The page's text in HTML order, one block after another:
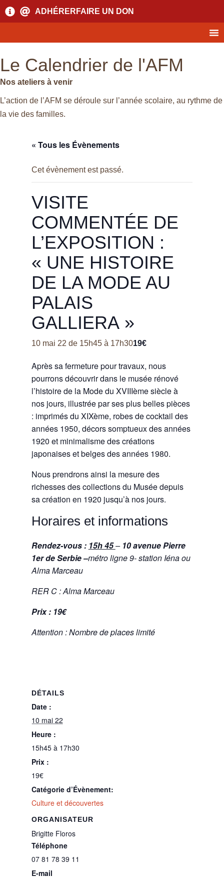
ADHÉRER FAIRE UN DON
Le Calendrier de l'AFM
Nos ateliers à venir
L’action de l’AFM se déroule sur l’année scolaire, au rythme de
la vie des familles.
« Tous les Évènements
Cet évènement est passé.
VISITE
COMMENTÉE DE
L’EXPOSITION :
« UNE HISTOIRE
DE LA MODE AU
PALAIS
GALLIERA »
10 mai 22 de 15h45à 17h3019€
Après sa fermeture pour travaux, nous
pourrons découvrir dans le musée rénové
l’histoire de la Mode du XVIIIème siècle à
nos jours, illustrée par ses plus belles pièces
: imprimés du XIXème, robes de cocktail des
années 1950, décors somptueux des années
1920 et minimalisme des créations
japonaises et belges des années 1980.
Nous prendrons ainsi la mesure des
richesses des collections du Musée depuis
sa création en 1920 jusqu’à nos jours.
Horaires et informations
Rendez-vous : 15h 45– 10 avenue Pierre
1er de Serbie–métro ligne 9- station Iéna ou
Alma Marceau
RER C : Alma Marceau
Prix : 19€
Attention : Nombre de places limité
DÉTAILS
Date :
10 mai 22
Heure :
15h45 à 17h30
Prix :
19€
Catégorie d’Évènement:
Culture et découvertes
ORGANISATEUR
Brigitte Floros
Téléphone
07 81 78 39 11
E-mail